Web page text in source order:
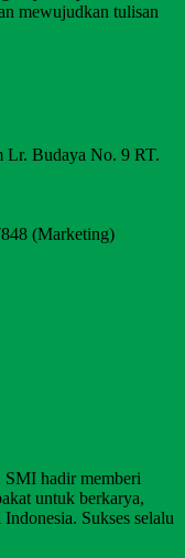
mewujudkan tulisan
Budaya No. 9 RT.
(Marketing)
SMI hadir memberi
untuk berkarya,
Sukses selalu